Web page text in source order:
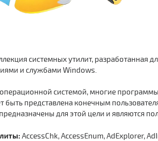
системных утилит, разработанная
и службами Windows.
системой, многие
представлена конечным
для этой цели и являются
AccessChk, AccessEnum, AdExplorer,